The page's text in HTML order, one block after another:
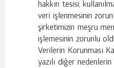
hakkın tesisi,
veri işlenmesinin
şirketimizin meşru
işlemesinin zorunlu
Verilerin Korunması
yazılı diğer nedenlerin